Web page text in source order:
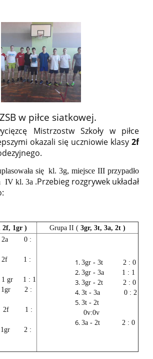
w piłce siatkowej.
Mistrzostw Szkoły w piłce
okazali się uczniowie klasy 2f
się kl. 3g, miejsce III przypadło
IV kl. 3a.Przebieg rozgrywek układał
2f, 1gr ) Grupa II (3gr, 3t, 3a, 2t )
- 2a 0 :
- 2f 1 :
1 gr 1 : 1
1gr 2 :
- 2f 1 :
1gr 2 :
3gr - 3t 2 : 0
3gr - 3a 1 : 1
3gr - 2t 2 : 0
3t - 3a 0 : 2
3t - 2t
0v:0v
3a - 2t 2 : 0